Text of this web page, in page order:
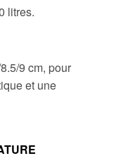
litres.
9 cm, pour
et une